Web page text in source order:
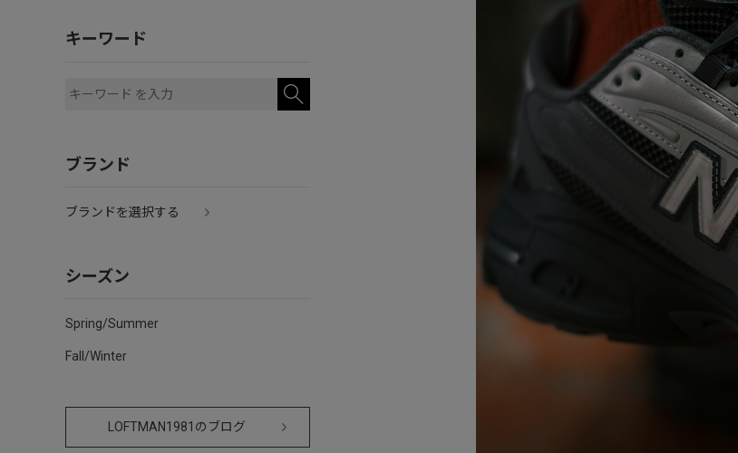
キーワード
ブランド
ブランドを選択する
シーズン
Spring/Summer
Fall/Winter
LOFTMAN1981のブログ